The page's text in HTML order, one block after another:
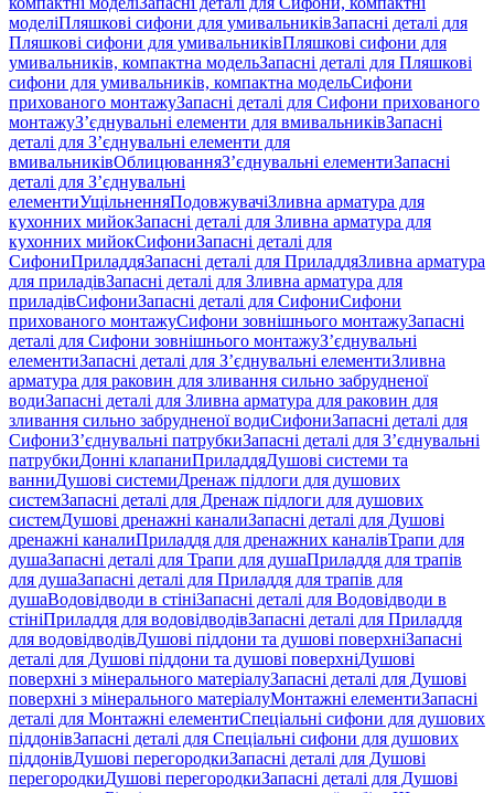
моделіПляшкові сифони для умивальниківЗапасні деталі для
Пляшкові сифони для умивальниківПляшкові сифони для
умивальників, компактна модельЗапасні деталі для Пляшкові
сифони для умивальників, компактна модельСифони
прихованого монтажуЗапасні деталі для Сифони прихованого
монтажуЗ’єднувальні елементи для вмивальниківЗапасні
деталі для З’єднувальні елементи для
вмивальниківОблицюванняЗ’єднувальні елементиЗапасні
деталі для З’єднувальні
елементиУщільненняПодовжувачіЗливна арматура для
кухонних мийокЗапасні деталі для Зливна арматура для
кухонних мийокСифониЗапасні деталі для
СифониПриладдяЗапасні деталі для ПриладдяЗливна арматура
для приладівЗапасні деталі для Зливна арматура для
приладівСифониЗапасні деталі для СифониСифони
прихованого монтажуСифони зовнішнього монтажуЗапасні
деталі для Сифони зовнішнього монтажуЗ’єднувальні
елементиЗапасні деталі для З’єднувальні елементиЗливна
арматура для раковин для зливання сильно забрудненої
водиЗапасні деталі для Зливна арматура для раковин для
зливання сильно забрудненої водиСифониЗапасні деталі для
СифониЗ’єднувальні патрубкиЗапасні деталі для З’єднувальні
патрубкиДонні клапаниПриладдяДушові системи та
ванниДушові системиДренаж підлоги для душових
системЗапасні деталі для Дренаж підлоги для душових
системДушові дренажні каналиЗапасні деталі для Душові
дренажні каналиПриладдя для дренажних каналівТрапи для
душаЗапасні деталі для Трапи для душаПриладдя для трапів
для душаЗапасні деталі для Приладдя для трапів для
душаВодовідводи в стініЗапасні деталі для Водовідводи в
стініПриладдя для водовідводівЗапасні деталі для Приладдя
для водовідводівДушові піддони та душові поверхніЗапасні
деталі для Душові піддони та душові поверхніДушові
поверхні з мінерального матеріалуЗапасні деталі для Душові
поверхні з мінерального матеріалуМонтажні елементиЗапасні
деталі для Монтажні елементиСпеціальні сифони для душових
піддонівЗапасні деталі для Спеціальні сифони для душових
піддонівДушові перегородкиЗапасні деталі для Душові
перегородкиДушові перегородкиЗапасні деталі для Душові